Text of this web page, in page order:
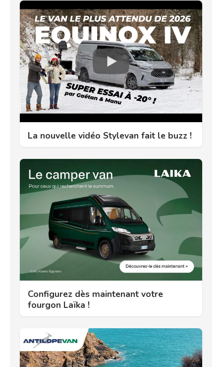
La nouvelle vidéo Stylevan fait le buzz !
Configurez dès maintenant votre
fourgon Laïka !